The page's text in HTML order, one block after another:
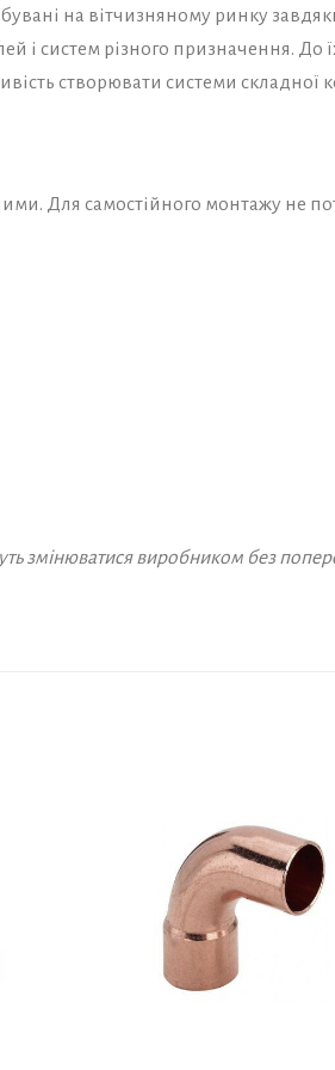
на вітчизняному ринку
і систем різного призначення.
створювати системи складної
Для самостійного монтажу не
змінюватися виробником без